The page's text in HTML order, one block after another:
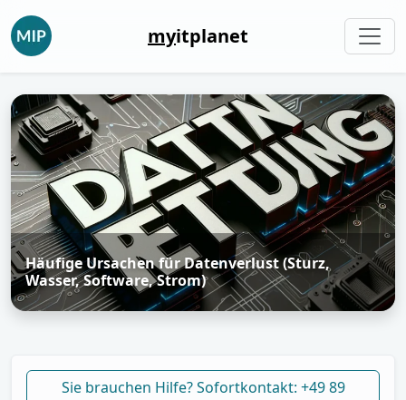
myitplanet
Häufige Ursachen für Datenverlust (Sturz,
Wasser, Software, Strom)
Sie brauchen Hilfe? Sofortkontakt: +49 89